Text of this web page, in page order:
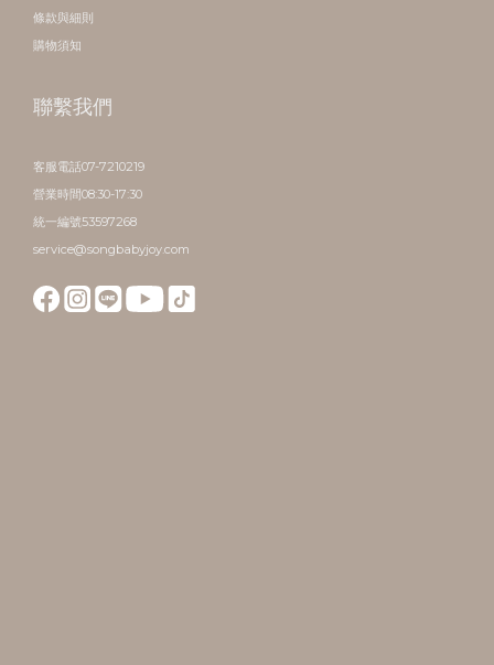
條款與細則
購物須知
聯繫我們
客服電話07-7210219
營業時間08:30-17:30
統一編號53597268
service@songbabyjoy.com